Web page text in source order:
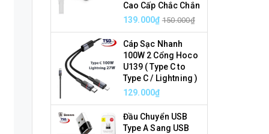
Cao Cấp Chắc Chắn
139.000₫ 150.000₫
Cáp Sạc Nhanh
100W 2 Cổng Hoco
U139 ( Type C to
Type C / Lightning )
129.000₫
Đầu Chuyển USB
Type A Sang USB